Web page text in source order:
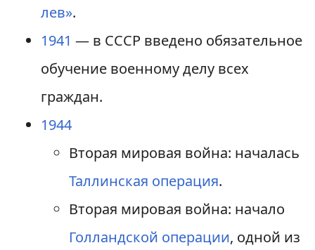
лев».
1941 — в СССР введено обязательное
обучение военному делу всех
граждан.
1944
Вторая мировая война: началась
Таллинская операция.
Вторая мировая война: начало
Голландской операции, одной из